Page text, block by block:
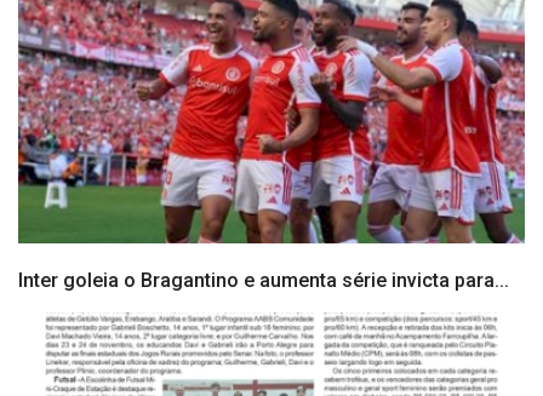
Inter goleia o Bragantino e aumenta série invicta para...